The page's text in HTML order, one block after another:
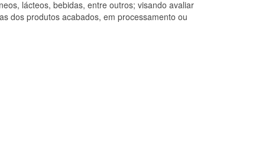
lácteos, bebidas, entre outros; visando avaliar
dos produtos acabados, em processamento ou